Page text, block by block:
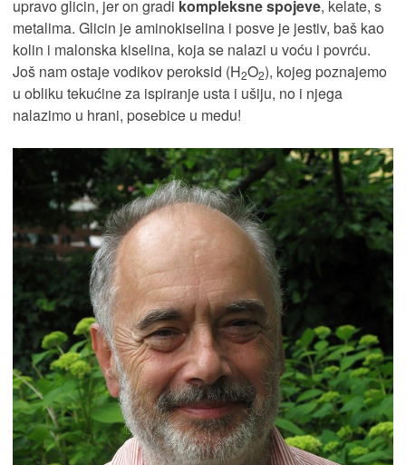
upravo glicin, jer on gradi kompleksne spojeve, kelate, s
metalima. Glicin je aminokiselina i posve je jestiv, baš kao
kolin i malonska kiselina, koja se nalazi u voću i povrću.
Još nam ostaje vodikov peroksid (H2O2), kojeg poznajemo
u obliku tekućine za ispiranje usta i ušiju, no i njega
nalazimo u hrani, posebice u medu!